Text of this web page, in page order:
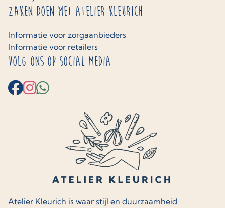
Zaken doen met Atelier Kleurich
Informatie voor zorgaanbieders
Informatie voor retailers
Volg ons op social media
Atelier Kleurich is waar stijl en duurzaamheid